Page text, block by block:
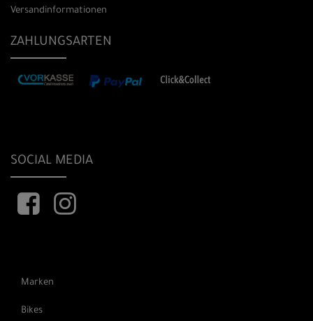
Versandinformationen
ZAHLUNGSARTEN
SOCIAL MEDIA
Marken
Bikes